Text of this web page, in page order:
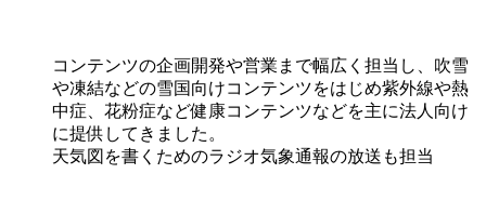
コンテンツの企画開発や営業まで幅広く担当し、吹雪
や凍結などの雪国向けコンテンツをはじめ紫外線や熱
中症、花粉症など健康コンテンツなどを主に法人向け
に提供してきました。
天気図を書くためのラジオ気象通報の放送も担当